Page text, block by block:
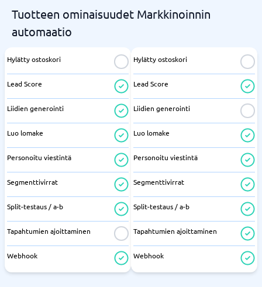
Tuotteen ominaisuudet Markkinoinnin
automaatio
Hylätty ostoskori
Lead Score
Liidien generointi
Luo lomake
Personoitu viestintä
Segmenttivirrat
Split-testaus / a-b
Tapahtumien ajoittaminen
Webhook
Hylätty ostoskori
Lead Score
Liidien generointi
Luo lomake
Personoitu viestintä
Segmenttivirrat
Split-testaus / a-b
Tapahtumien ajoittaminen
Webhook